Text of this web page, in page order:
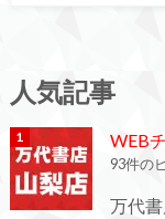
人気記事
WEB
93件の
万代